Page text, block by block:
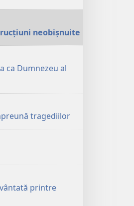
neobișnuite
ca Dumnezeu al
tragediilor
printre